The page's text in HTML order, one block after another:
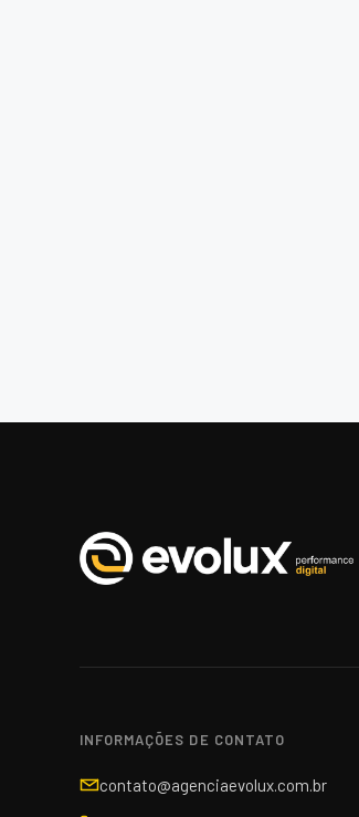
INFORMAÇÕES DE CONTATO
contato@agenciaevolux.com.br